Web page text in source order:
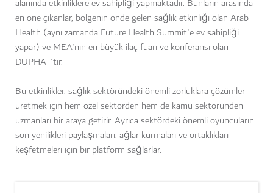
alanında etkinliklere ev sahipliği yapmaktadır. Bunların arasında
en öne çıkanlar, bölgenin önde gelen sağlık etkinliği olan Arab
Health (aynı zamanda Future Health Summit'e ev sahipliği
yapar) ve MEA'nın en büyük ilaç fuarı ve konferansı olan
DUPHAT'tır.
Bu etkinlikler, sağlık sektöründeki önemli zorluklara çözümler
üretmek için hem özel sektörden hem de kamu sektöründen
uzmanları bir araya getirir. Ayrıca sektördeki önemli oyuncuların
son yenilikleri paylaşmaları, ağlar kurmaları ve ortaklıkları
keşfetmeleri için bir platform sağlarlar.